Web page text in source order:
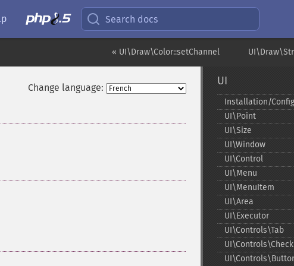
Search docs
« UI\Draw\Color::setChannel
Change language:
UI
Installation/
UI\Point
UI\Size
UI\Window
UI\Control
UI\Menu
UI\MenuItem
UI\Area
UI\Executor
UI\Controls\Tab
UI\Controls\Check